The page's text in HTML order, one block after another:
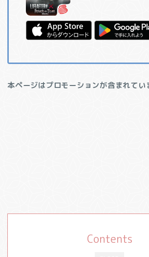
本ページはプロモーションが含まれてい
Contents